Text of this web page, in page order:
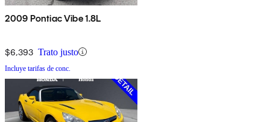
2009 Pontiac Vibe 1.8L
$6,393 Trato justo
Incluye tarifas de conc.